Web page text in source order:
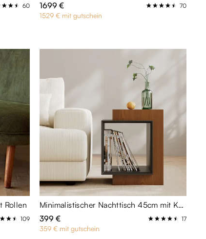
60
1699 €
70
1529 € mit gutschein
Rollen
109
Minimalistischer Nachttisch 45cm mit Kannelüren & Staufach
399 €
17
359 € mit gutschein